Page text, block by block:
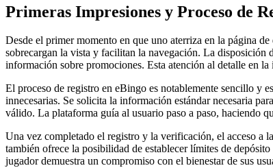
Primeras Impresiones y Proceso de
Desde el primer momento en que uno aterriza en la página
sobrecargan la vista y facilitan la navegación. La disposición
información sobre promociones. Esta atención al detalle en
El proceso de registro en eBingo es notablemente sencillo y
innecesarias. Se solicita la información estándar necesaria
válido. La plataforma guía al usuario paso a paso, haciendo
Una vez completado el registro y la verificación, el acceso a
también ofrece la posibilidad de establecer límites de
jugador demuestra un compromiso con el bienestar de sus